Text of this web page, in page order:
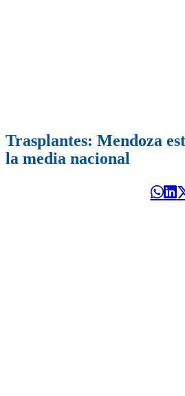
Trasplantes: Mendoza
la media nacional